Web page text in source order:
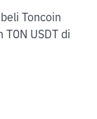
Toncoin
USDT di